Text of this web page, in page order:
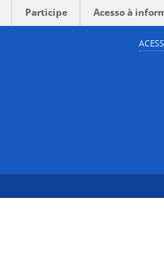
Participe Acesso à